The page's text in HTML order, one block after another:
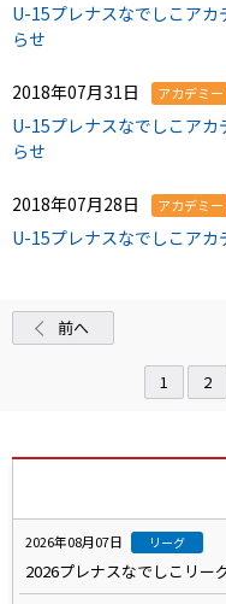
U-15プレナスなでしこア
らせ
2018年07月31日 アカデミー
U-15プレナスなでしこア
らせ
2018年07月28日 アカデミー
U-15プレナスなでしこア
前へ
1 2
2026年08月07日 リーグ
2026プレナスなでしこリー